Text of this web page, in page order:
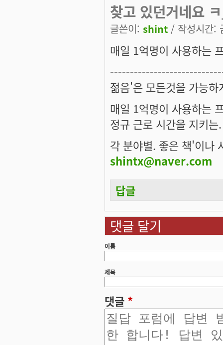
찾고 있던거네요
글쓴이: shint / 작성시간:
매일 1억명이 사용하는
젊음'은 모든것을 가능하
매일 1억명이 사용하는
정규 근로 시간을 지키
각 분야별. 좋은 책'이나
shintx@naver.com
답글
댓글 달기
이름
제목
댓글 *